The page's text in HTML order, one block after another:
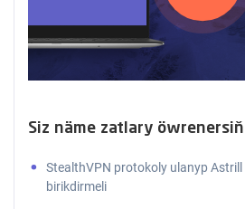
Siz näme zatlary
StealthVPN protokoly ulanyp Astrill
birikdirmeli